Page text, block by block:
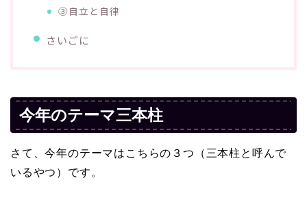
③自立と自律
さいごに
今年のテーマ三本柱
さて、今年のテーマはこちらの３つ（三本柱と呼んで
いるやつ）です。